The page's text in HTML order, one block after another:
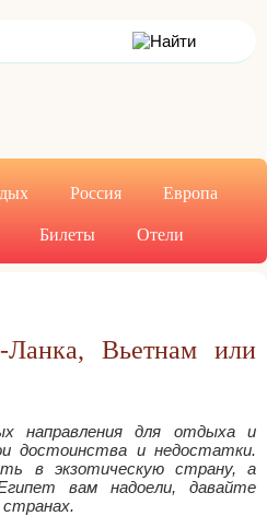
Россия Европа
Билеты Отели
Вьетнам или
направления для отдыха и
достоинства и недостатки.
в экзотическую страну, а
вам надоели, давайте